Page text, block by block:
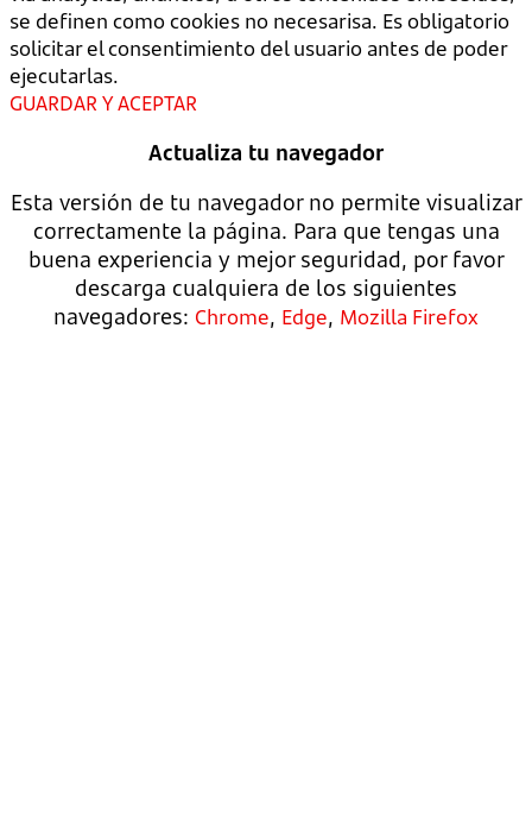
se definen como cookies no necesarisa. Es obligatorio
solicitar el consentimiento del usuario antes de poder
ejecutarlas.
GUARDAR Y ACEPTAR
Actualiza tu navegador
Esta versión de tu navegador no permite visualizar
correctamente la página. Para que tengas una
buena experiencia y mejor seguridad, por favor
descarga cualquiera de los siguientes
navegadores: Chrome, Edge, Mozilla Firefox